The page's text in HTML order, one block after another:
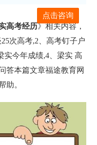
点击咨询
高考经历》相关内容，
次高考,2、高考钉子户
实今年成绩,4、梁实 高
答本篇文章福途教育网
助。